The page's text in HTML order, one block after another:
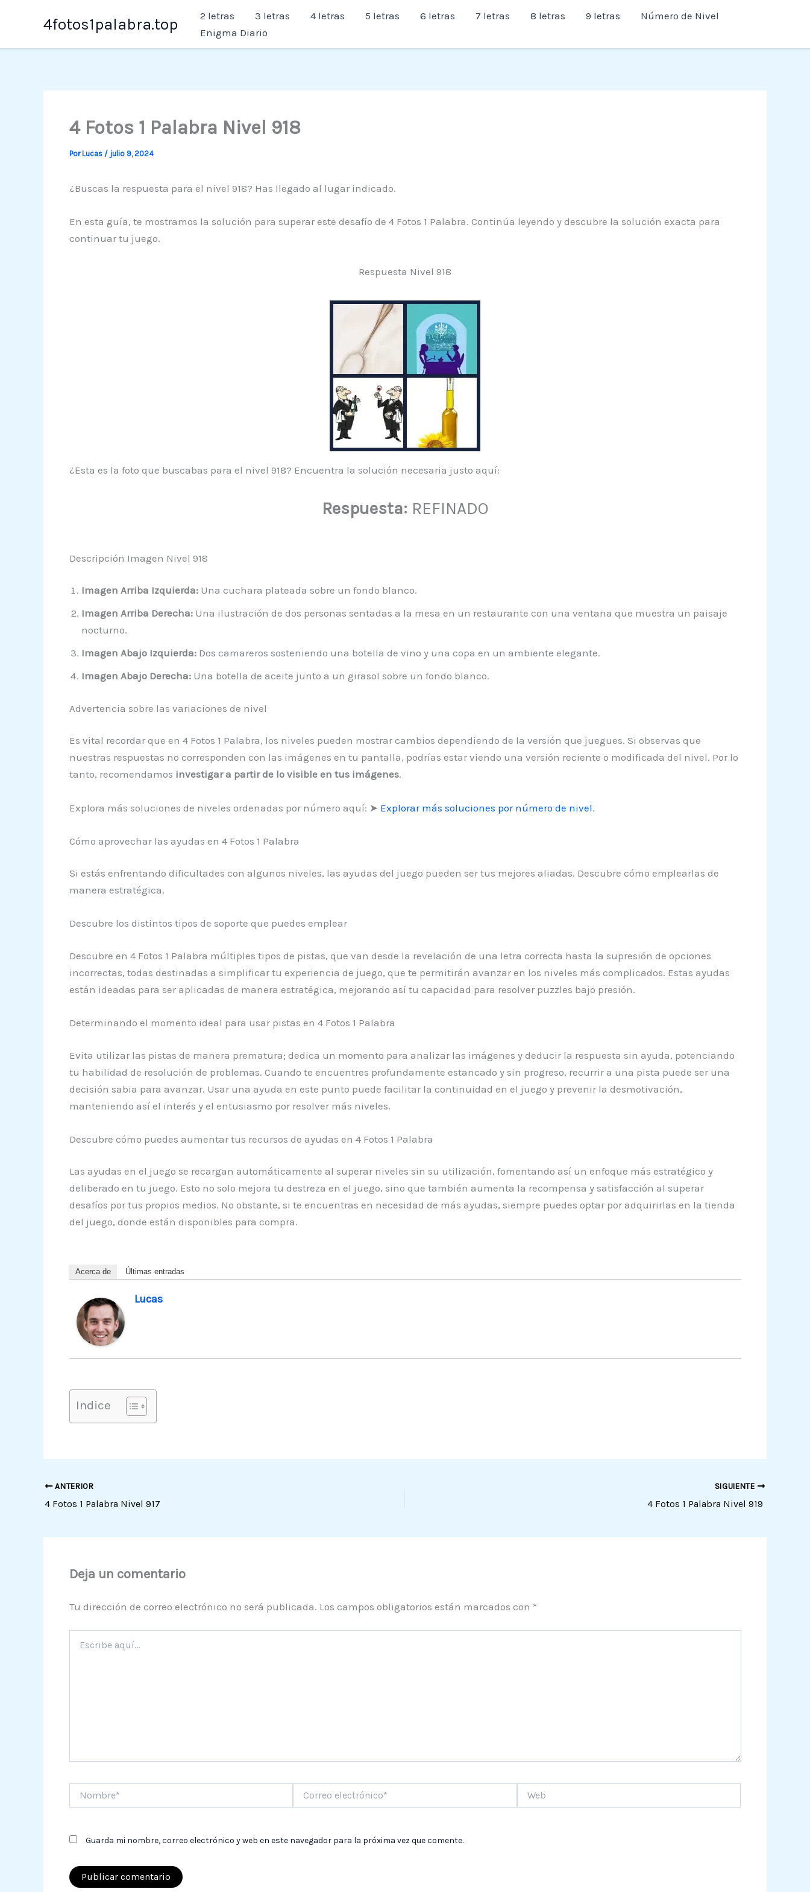
4fotos1palabra.top 2 letras 3 letras 4 letras 5 letras 6 letras 7 letras 8 letras 9 letras
Número de Nivel
Enigma Diario
4 Fotos 1 Palabra Nivel 918
PorLucas / julio 9, 2024
¿Buscas la respuesta para el nivel 918? Has llegado al lugar indicado.
En esta guía, te mostramos la solución para superar este desafío de 4 Fotos 1 Palabra. Continúa leyendo y descubre la solución exacta para
continuar tu juego.
Respuesta Nivel 918
¿Esta es la foto que buscabas para el nivel 918? Encuentra la solución necesaria justo aquí:
Respuesta: REFINADO
Descripción Imagen Nivel 918
Imagen Arriba Izquierda:Una cuchara plateada sobre un fondo blanco.
Imagen Arriba Derecha:Una ilustración de dos personas sentadas a la mesa en un restaurante con una ventana que muestra un paisaje
nocturno.
Imagen Abajo Izquierda:Dos camareros sosteniendo una botella de vino y una copa en un ambiente elegante.
Imagen Abajo Derecha:Una botella de aceite junto a un girasol sobre un fondo blanco.
Advertencia sobre las variaciones de nivel
Es vital recordar que en 4 Fotos 1 Palabra, los niveles pueden mostrar cambios dependiendo de la versión que juegues. Si observas que
nuestras respuestas no corresponden con las imágenes en tu pantalla, podrías estar viendo una versión reciente o modificada del nivel. Por lo
tanto, recomendamos investigar a partir de lo visible en tus imágenes.
Explora más soluciones de niveles ordenadas por número aquí: ➤ Explorar más soluciones por número de nivel.
Cómo aprovechar las ayudas en 4 Fotos 1 Palabra
Si estás enfrentando dificultades con algunos niveles, las ayudas del juego pueden ser tus mejores aliadas. Descubre cómo emplearlas de
manera estratégica.
Descubre los distintos tipos de soporte que puedes emplear
Descubre en 4 Fotos 1 Palabra múltiples tipos de pistas, que van desde la revelación de una letra correcta hasta la supresión de opciones
incorrectas, todas destinadas a simplificar tu experiencia de juego, que te permitirán avanzar en los niveles más complicados. Estas ayudas
están ideadas para ser aplicadas de manera estratégica, mejorando así tu capacidad para resolver puzzles bajo presión.
Determinando el momento ideal para usar pistas en 4 Fotos 1 Palabra
Evita utilizar las pistas de manera prematura; dedica un momento para analizar las imágenes y deducir la respuesta sin ayuda, potenciando
tu habilidad de resolución de problemas. Cuando te encuentres profundamente estancado y sin progreso, recurrir a una pista puede ser una
decisión sabia para avanzar. Usar una ayuda en este punto puede facilitar la continuidad en el juego y prevenir la desmotivación,
manteniendo así el interés y el entusiasmo por resolver más niveles.
Descubre cómo puedes aumentar tus recursos de ayudas en 4 Fotos 1 Palabra
Las ayudas en el juego se recargan automáticamente al superar niveles sin su utilización, fomentando así un enfoque más estratégico y
deliberado en tu juego. Esto no solo mejora tu destreza en el juego, sino que también aumenta la recompensa y satisfacción al superar
desafíos por tus propios medios. No obstante, si te encuentras en necesidad de más ayudas, siempre puedes optar por adquirirlas en la tienda
del juego, donde están disponibles para compra.
Acerca de Últimas entradas
Lucas
Indice
ANTERIOR
4 Fotos 1 Palabra Nivel 917
SIGUIENTE
4 Fotos 1 Palabra Nivel 919
Deja un comentario
Tu dirección de correo electrónico no será publicada. Los campos obligatorios están marcados con *
aquí...
electrónico*
Guarda mi nombre, correo electrónico y web en este navegador para la próxima vez que comente.